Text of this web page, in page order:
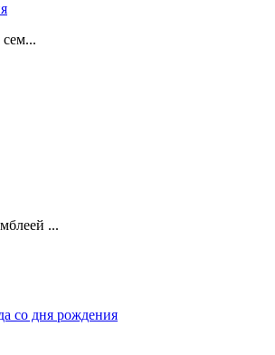
...
со дня рождения